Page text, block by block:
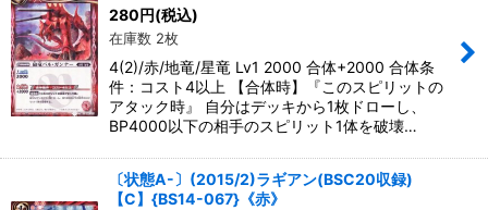
280 円(税込)
在庫数 2枚
4(2)/赤/地竜/星竜 Lv1 2000 合体+2000 合体条
件：コスト4以上 【合体時】『このスピリットの
アタック時』 自分はデッキから1枚ドローし、
BP4000以下の相手のスピリット1体を破壊…
〔状態A-〕(2015/2)ラギアン(BSC20収録)
【C】{BS14-067}《赤》